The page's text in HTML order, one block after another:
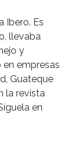
Ibero. Es
llevaba
y
empresas
Guateque
la revista
en